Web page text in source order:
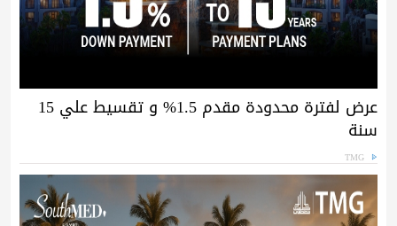
عرض لفترة محدودة مقدم 1.5% و تقسيط علي 15
سنة
TMG